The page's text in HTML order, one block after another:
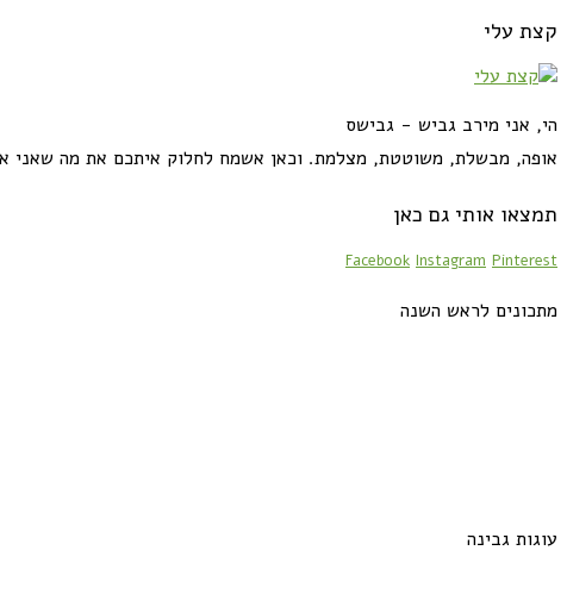
קצת עלי
הי, אני מירב גביש - גבישס
אופה, מבשלת, משוטטת, מצלמת. וכאן אשמח לחלוק איתכם את מה שאני
תמצאו אותי גם כאן
Facebook Instagram Pinterest
מתכונים לראש השנה
עוגות גבינה